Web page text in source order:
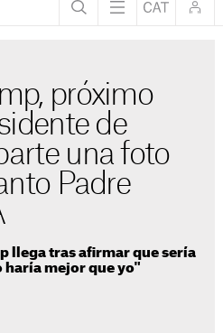
próximo
de
una foto
Padre
llega tras afirmar que sería
haría mejor que yo"